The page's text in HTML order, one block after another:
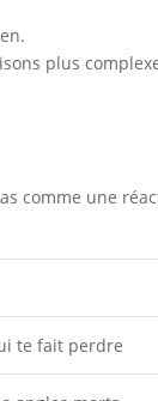
plus
comme une
te fait perdre